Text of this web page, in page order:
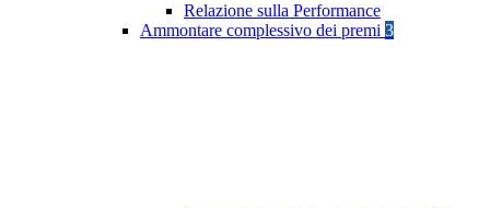
Relazione sulla Performance
Ammontare complessivo dei premi 3